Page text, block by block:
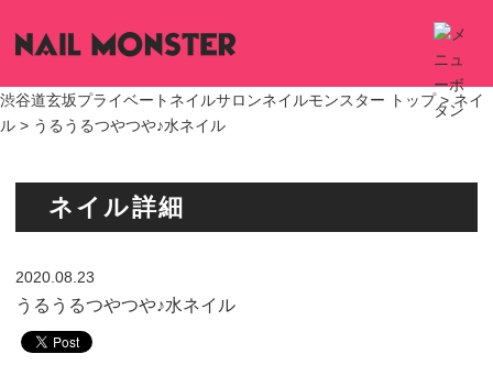
渋谷道玄坂プライベートネイルサロンネイルモンスター トップ > ネイ
ル > うるうるつやつや♪水ネイル
ネイル詳細
2020.08.23
うるうるつやつや♪水ネイル